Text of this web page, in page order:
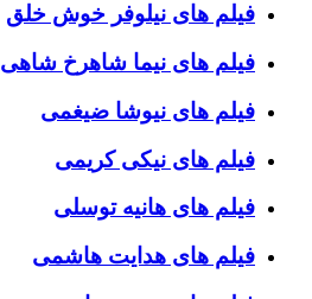
فیلم های نیلوفر خوش خلق
فیلم های نیما شاهرخ شاهی
فیلم های نیوشا ضیغمی
فیلم های نیکی کریمی
فیلم های هانیه توسلی
فیلم های هدایت هاشمی